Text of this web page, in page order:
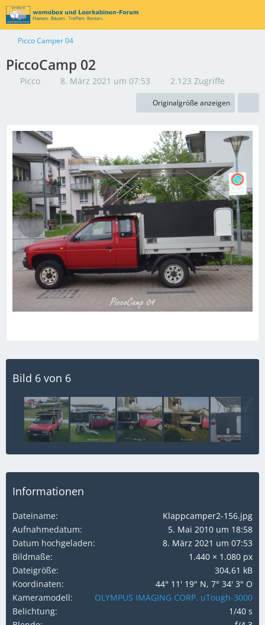
Picco Camper 04
PiccoCamp 02
Picco 8. März 2021 um 07:53 2.123 Zugriffe
Originalgröße anzeigen
Bild 6 von 6
Informationen
Dateiname
Klappcamper2-156.jpg
Aufnahmedatum
5. Mai 2010 um 18:58
Datum hochgeladen
8. März 2021 um 07:53
Bildmaße
1.440 × 1.080 px
Dateigröße
304,61 kB
Koordinaten
44° 11' 19" N, 7° 34' 3" O
Kameramodell
OLYMPUS IMAGING CORP. uTough-3000
Belichtung
1/40 s